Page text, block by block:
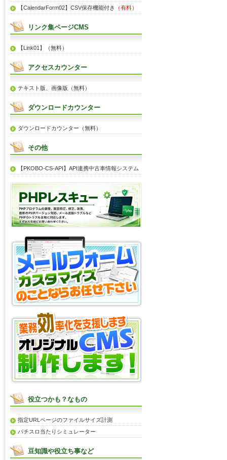
【CalendarForm02】CSV保存機能付き
（有料）
リンク集ページCMS
【Link01】（無料）
アクセスカウンター
テキスト版、画像版（無料）
ダウンロードカウンター
ダウンロードカウンター（無料）
その他
【PKOBO-CS-API】API連携中古車情報システム
役立つかも？なもの
指定URLページのファイルサイズ計測
パチスロ当たりシミュレーター
豆知識や役立ち事など